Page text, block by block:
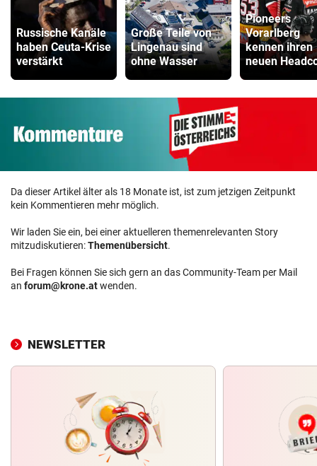
Hoverboard Vergleich
ZUM VERGLEICH
Kinderfahrrad Vergleich
ZUM VERGLEICH
Russische Kanäle
haben Ceuta-Krise
verstärkt
Große Teile von
Lingenau sind
ohne Wasser
Pioneers
Vorarlberg
kennen ihren
neuen
Da dieser Artikel älter als 18 Monate ist, ist zum jetzigen Zeitpunkt
kein Kommentieren mehr möglich.
Wir laden Sie ein, bei einer aktuelleren themenrelevanten Story
mitzudiskutieren:Themenübersicht.
Bei Fragen können Sie sich gern an das Community-Team per Mail
an forum@krone.atwenden.
NEWSLETTER